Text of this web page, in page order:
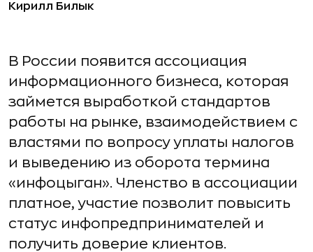
Кирилл Билык
В России появится ассоциация
информационного бизнеса, которая
займется выработкой стандартов
работы на рынке, взаимодействием с
властями по вопросу уплаты налогов
и выведению из оборота термина
«инфоцыган». Членство в ассоциации
платное, участие позволит повысить
статус инфопредпринимателей и
получить доверие клиентов.